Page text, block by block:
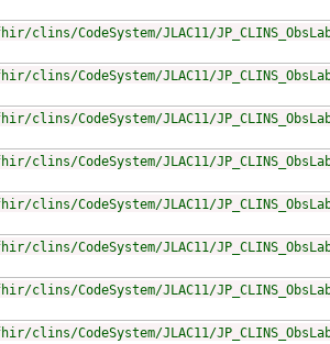
CodeSystem/JLAC11/
CodeSystem/JLAC11/
CodeSystem/JLAC11/
CodeSystem/JLAC11/
CodeSystem/JLAC11/
CodeSystem/JLAC11/
CodeSystem/JLAC11/
CodeSystem/JLAC11/